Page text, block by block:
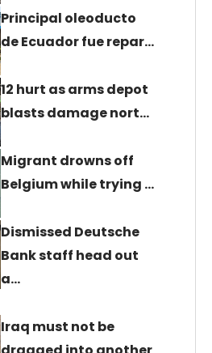
Principal oleoducto
de Ecuador fue repar…
12 hurt as arms depot
blasts damage nort…
Migrant drowns off
Belgium while trying …
Dismissed Deutsche
Bank staff head out
a…
Iraq must not be